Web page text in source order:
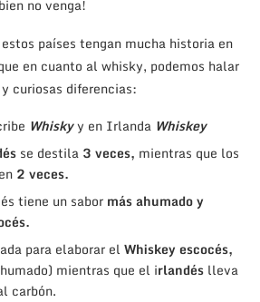
no venga!
países tengan mucha historia en
en cuanto al whisky, podemos halar
curiosas diferencias:
Whiskyy en Irlanda Whiskey
se destila 3 veces, mientras que los
2 veces.
tiene un sabor más ahumado y
para elaborar el Whiskey escocés,
mientras que el irlandés lleva
carbón.